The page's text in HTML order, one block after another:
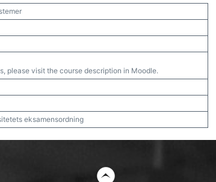
please visit the course description in Moodle.
eksamensordning
t